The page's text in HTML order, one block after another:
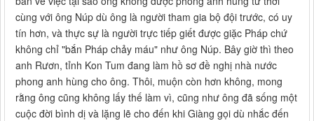
cùng với ông Núp dù ông là người tham gia bộ đội trước, có uy
tín hơn, và thực sự là người trực tiếp giết được giặc Pháp chứ
không chỉ "bắn Pháp chảy máu" như ông Núp. Bây giờ thì theo
anh Rươn, tỉnh Kon Tum đang làm hồ sơ đề nghị nhà nước
phong anh hùng cho ông. Thôi, muộn còn hơn không, mong
rằng ông cũng không lấy thế làm vì, cũng như ông đã sống một
cuộc đời bình dị và lặng lẽ cho đến khi Giàng gọi dù nhắc đến